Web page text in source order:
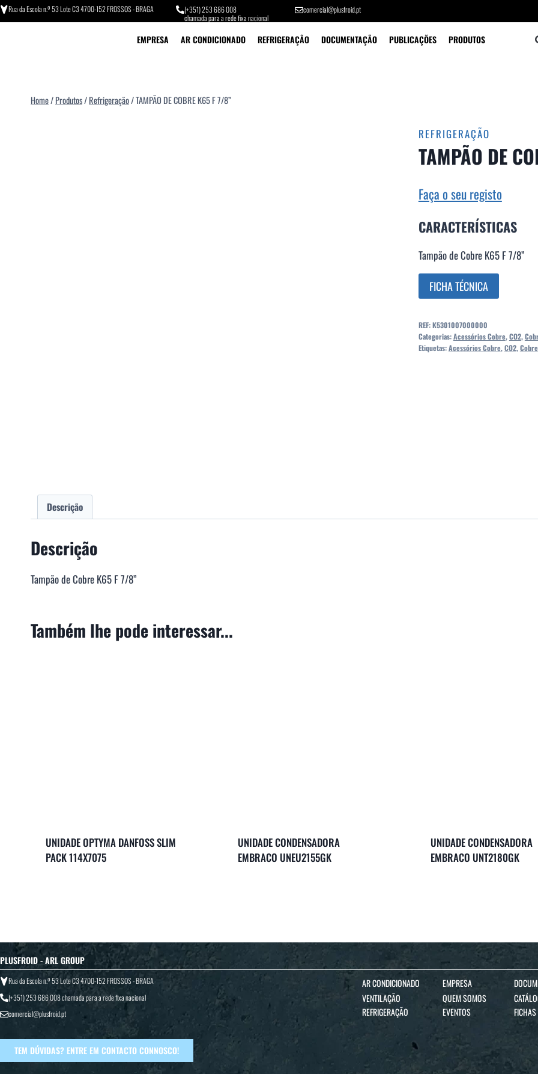
Rua da Escola n.º 53 Lote C3 4700-152 FROSSOS - BRAGA
(+351) 253 686 008
chamada para a rede fixa nacional
comercial@plusfroid.pt
EMPRESA AR CONDICIONADO REFRIGERAÇÃO DOCUMENTAÇÃO PUBLICAÇÕES PRODUTOS
Home/Produtos/Refrigeração/TAMPÃO DE COBRE K65 F 7/8”
REFRIGERAÇÃO
TAMPÃO DE
Faça o seu registo
CARACTERÍSTICAS
Tampão de Cobre K65 F 7/8”
FICHA TÉCNICA
REF:K5301007000000
Categorias:Acessórios Cobre,CO2,
Etiquetas:Acessórios Cobre,CO2,Cobre
Descrição
Descrição
Tampão de Cobre K65 F 7/8”
Também lhe pode interessar...
UNIDADE OPTYMA DANFOSS SLIM
PACK 114X7075
UNIDADE CONDENSADORA
EMBRACO UNEU2155GK
UNIDADE CONDENSADORA
EMBRACO UNT2180GK
PLUSFROID - ARL GROUP
Rua da Escola n.º 53 Lote C3 4700-152 FROSSOS - BRAGA
(+351) 253 686 008chamada para a rede fixa nacional
comercial@plusfroid.pt
AR CONDICIONADO
VENTILAÇÃO
REFRIGERAÇÃO
EMPRESA
QUEM SOMOS
EVENTOS
TEM DÚVIDAS? ENTRE EM CONTACTO CONNOSCO!